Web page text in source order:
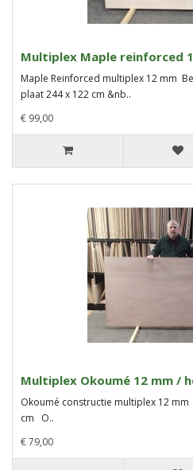
Multiplex Maple reinforced
Maple Reinforced multiplex 12 mm
plaat 244 x 122 cm &nb..
€ 99,00
Multiplex Okoumé 12 mm /
Okoumé constructie multiplex 12
cm O..
€ 79,00